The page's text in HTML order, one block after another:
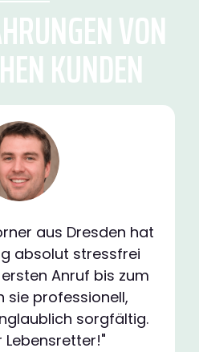
VON
KUNDEN
aus Dresden hat
absolut stressfrei
Anruf bis zum
sie professionell,
sorgfältig.
Lebensretter!"